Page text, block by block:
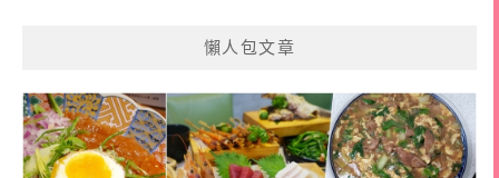
懶人包文章